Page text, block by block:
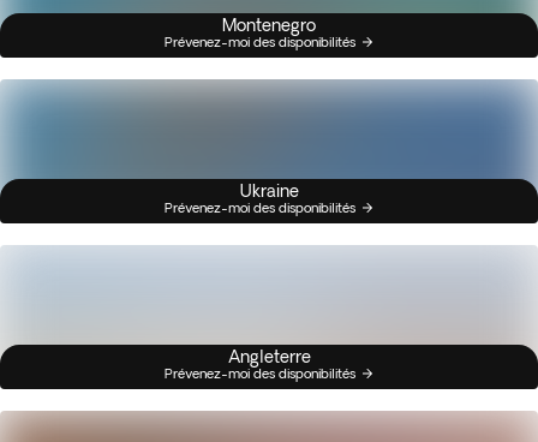
Montenegro
Prévenez-moi des disponibilités
Ukraine
Prévenez-moi des disponibilités
Angleterre
Prévenez-moi des disponibilités